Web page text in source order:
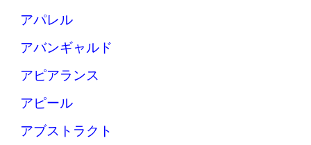
アパレル
アバンギャルド
アピアランス
アピール
アブストラクト